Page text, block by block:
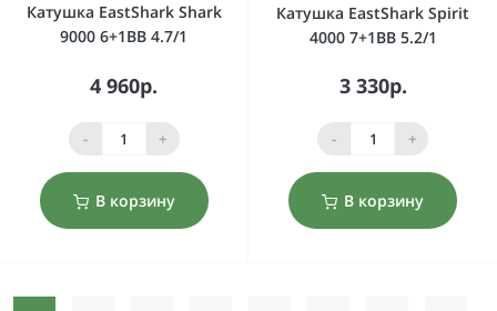
Катушка EastShark Shark
9000 6+1BB 4.7/1
4 960р.
- +
В корзину
Катушка EastShark Spirit
4000 7+1BB 5.2/1
3 330р.
- +
В корзину